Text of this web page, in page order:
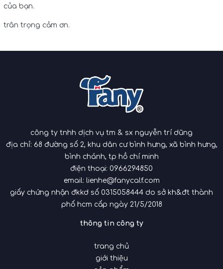
của bạn.
trân trọng cảm ơn.
công ty tnhh dịch vụ tm & sx nguyễn trí dũng
địa chỉ: 68 đường số 2, khu dân cư bình hưng, xã bình hưng,
bình chánh, tp hồ chí minh
điện thoại: 0966294850
email: lienhe@fanycalf.com
giấy chứng nhận đkkd số 0315058444 do sở kh&đt thành
phố hcm cấp ngày 21/5/2018
thông tin công ty
trang chủ
giới thiệu